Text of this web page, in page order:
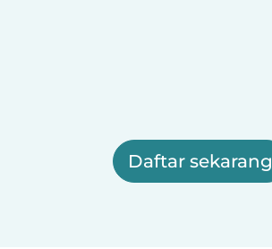
Daftar sekarang